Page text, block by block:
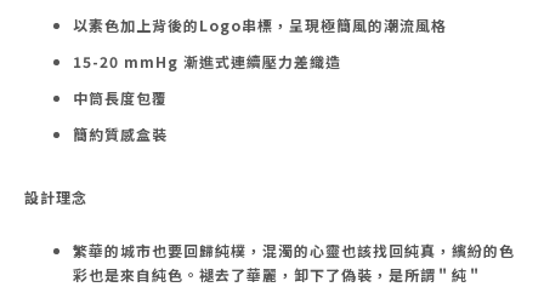
以素色加上背後的Logo串標，呈現極簡風的潮流風格
15-20 mmHg 漸進式連續壓力差織造
中筒長度包覆
簡約質感盒裝
設計理念
繁華的城市也要回歸純樸，混濁的心靈也該找回純真，繽紛的色
彩也是來自純色。褪去了華麗，卸下了偽裝，是所謂＂純＂